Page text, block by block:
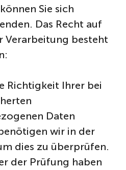
Sie sich
Das Recht auf
Verarbeitung besteht
Richtigkeit Ihrer bei
Daten
wir in der
dies zu überprüfen.
der Prüfung haben